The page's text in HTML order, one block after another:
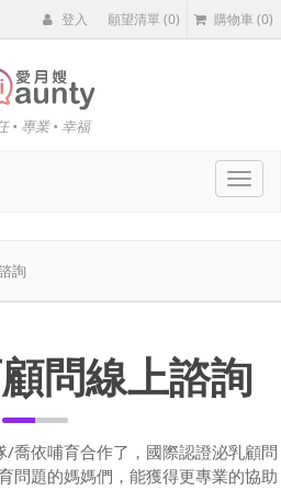
登入 願望清單(0) 購物車 (0)
• 專業 • 幸福
詢
問線上諮詢
喬依哺育合作了，國際認證泌乳顧問
問題的媽媽們，能獲得更專業的協助